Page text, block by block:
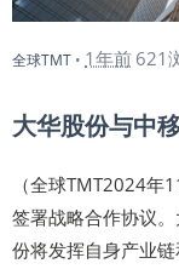
全球TMT • 1年前 621
大华股份与中
（全球TMT2024年
签署战略合作协议
份将发挥自身产业